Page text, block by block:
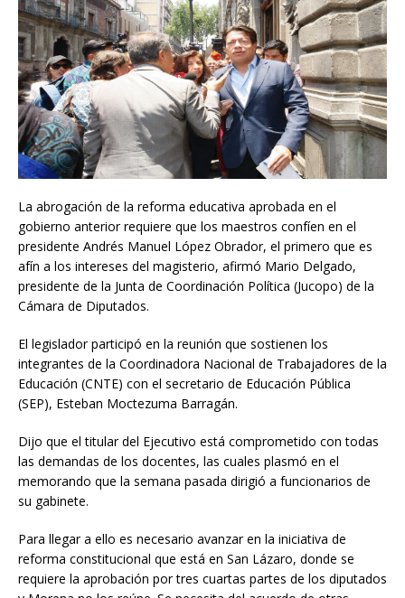
La abrogación de la reforma educativa aprobada en el
gobierno anterior requiere que los maestros confíen en el
presidente Andrés Manuel López Obrador, el primero que es
afín a los intereses del magisterio, afirmó Mario Delgado,
presidente de la Junta de Coordinación Política (Jucopo) de la
Cámara de Diputados.
El legislador participó en la reunión que sostienen los
integrantes de la Coordinadora Nacional de Trabajadores de la
Educación (CNTE) con el secretario de Educación Pública
(SEP), Esteban Moctezuma Barragán.
Dijo que el titular del Ejecutivo está comprometido con todas
las demandas de los docentes, las cuales plasmó en el
memorando que la semana pasada dirigió a funcionarios de
su gabinete.
Para llegar a ello es necesario avanzar en la iniciativa de
reforma constitucional que está en San Lázaro, donde se
requiere la aprobación por tres cuartas partes de los diputados